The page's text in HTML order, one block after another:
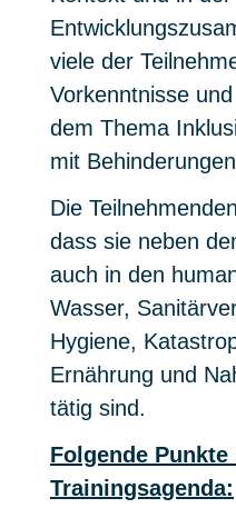
viele der
Vorkenntnisse
dem Thema
mit
Die
dass sie neben
auch in den
Wasser,
Hygiene,
Ernährung und
tätig sind.
Folgende
Trainingsagenda: